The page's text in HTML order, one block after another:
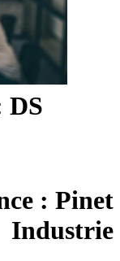
DS
: Pinet
Industrie